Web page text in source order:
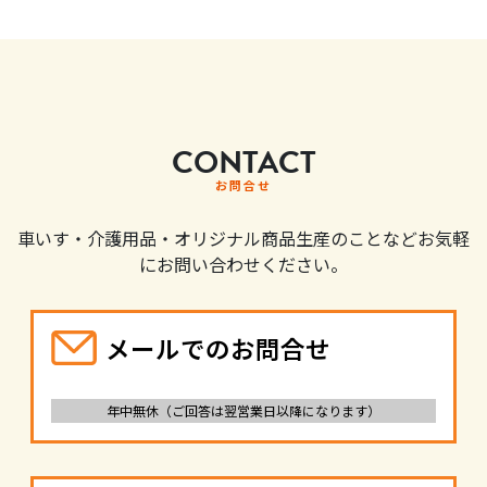
CONTACT
お問合せ
車いす・介護用品・オリジナル商品生産のことなどお気軽
にお問い合わせください。
メールでのお問合せ
年中無休（ご回答は翌営業日以降になります）